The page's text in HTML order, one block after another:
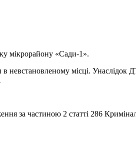
мікрорайону «Сади-1».
невстановленому місці. Унаслідок
за частиною 2 статті 286